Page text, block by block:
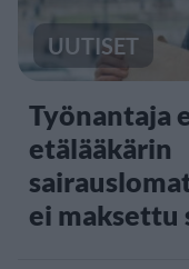
UUTISET
Työnantaja
etälääkärin
ei maksettu